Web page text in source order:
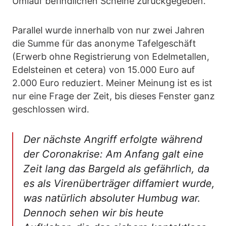
Parallel wurde innerhalb von nur zwei Jahren
die Summe für das anonyme Tafelgeschäft
(Erwerb ohne Registrierung von Edelmetallen,
Edelsteinen et cetera) von 15.000 Euro auf
2.000 Euro reduziert. Meiner Meinung ist es ist
nur eine Frage der Zeit, bis dieses Fenster ganz
geschlossen wird.
Der nächste Angriff erfolgte während
der Coronakrise: Am Anfang galt eine
Zeit lang das Bargeld als gefährlich, da
es als Virenüberträger diffamiert wurde,
was natürlich absoluter Humbug war.
Dennoch sehen wir bis heute